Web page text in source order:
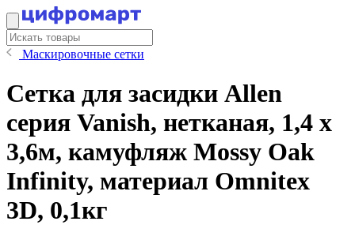
Маскировочные сетки
Сетка для засидки Allen
серия Vanish, нетканая, 1,4 х
3,6м, камуфляж Mossy Oak
Infinity, материал Omnitex
3D, 0,1кг